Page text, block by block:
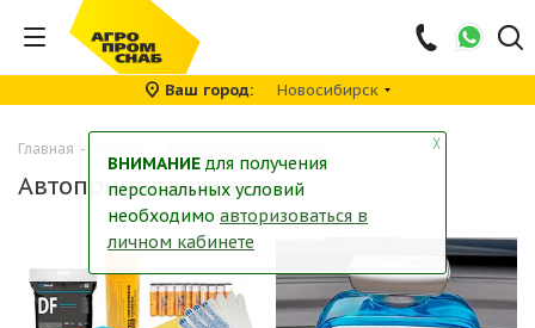
Ваш город Новосибирск
Главная -
Автопринадлежности
╳
ВНИМАНИЕ для получения
персональных условий
необходимо авторизоваться в
личном кабинете